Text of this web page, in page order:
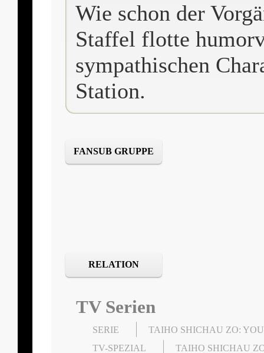
Wie schon der
Staffel flotte
sympathischen
Station.
FANSUB GRUPPE
RELATION
TV Serien
SERIE
TAIHO SHICHAU ZO:
TV-SPEZIAL
TAIHO SHICHAU